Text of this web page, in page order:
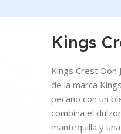
Kings
Kings Crest Don
de la marca
pecano con un
combina el
mantequilla y